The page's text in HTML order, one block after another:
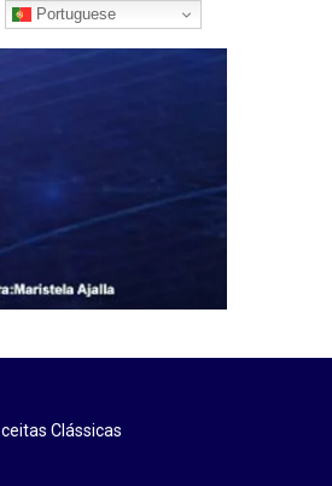
Clássicas
Portuguese